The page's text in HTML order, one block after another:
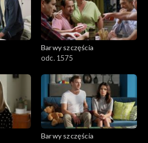
Barwy szczęścia
odc. 1575
Barwy szczęścia